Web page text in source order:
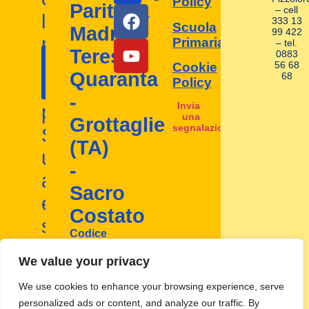
We value your privacy
We use cookies to enhance your browsing experience, serve
personalized ads or content, and analyze our traffic. By
Contattaci
ora!
la
nostra
scuola
d'infanzia
paritaria.
Scopri
un
ambiente
educativo
stimolante
inclusivo
I nostri
contatti
Paritaria
Madre
Teresa
Quaranta
-
Grottaglie
(TA)
-
Sacro
Costato
Codice
TA1A00800D
Scuola
Primaria
Cookie
Policy
Invia
una
segnalazione
– cell
333 13
99 422
– tel.
0883
56 68
68